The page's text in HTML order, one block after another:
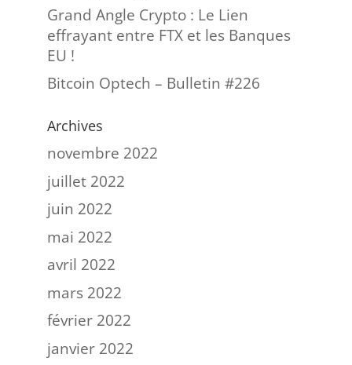
Grand Angle Crypto : Le Lien
effrayant entre FTX et les Banques
EU !
Bitcoin Optech – Bulletin #226
Archives
novembre 2022
juillet 2022
juin 2022
mai 2022
avril 2022
mars 2022
février 2022
janvier 2022